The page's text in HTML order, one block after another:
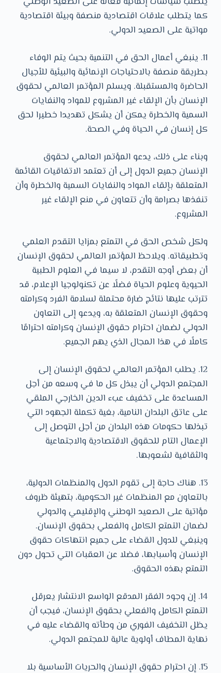
كما يتطلب علاقات اقتصادية منصفة وبيئة اقتصادية
مواتية على الصعيد الدولي.
11. ينبغي أعمال الحق في التنمية بحيث يتم الوفاء
بطريقة منصفة بالاحتياجات الإنمائية والبيئية للأجيال
الحاضرة والمستقبلة. ويسلم المؤتمر العالمي لحقوق
الإنسان بأن الإلقاء غير المشروع للمواد والنفايات
السمية والخطرة يمكن أن يشكل تهديدا خطيرا لحق
كل إنسان في الحياة وفي الصحة.
وبناء على ذلك، يدعو المؤتمر العالمي لحقوق
الإنسان جميع الدول إلى أن تعتمد الاتفاقيات القائمة
المتعلقة بإلقاء المواد والنفايات السمية والخطرة وأن
تنفذها بصرامة وأن تتعاون في منع الإلقاء غير
المشروع.
ولكل شخص الحق في التمتع بمزايا التقدم العلمي
وتطبيقاته. ويلاحظ المؤتمر العالمي لحقوق الإنسان
أن بعض أوجه التقدم، لا سيما في العلوم الطبية
الحيوية وعلوم الحياة فضلًا عن تكنولوجيا الإعلام، قد
تترتب عليها نتائج ضارة محتملة لسلامة الفرد وكرامته
وحقوق الإنسان المتعلقة به، ويدعو إلى التعاون
الدولي لضمان احترام حقوق الإنسان وكرامته احترامًا
كاملًا في هذا المجال الذي يهم الجميع.
12. يطلب المؤتمر العالمي لحقوق الإنسان إلى
المجتمع الدولي أن يبذل كل ما في وسعه من أجل
المساعدة على تخفيف عبء الدين الخارجي الملقي
على عاتق البلدان النامية، بغية تكملة الجهود التي
تبذلها حكومات هذه البلدان من أجل التوصل إلى
الإعمال التام للحقوق الاقتصادية والاجتماعية
والثقافية لشعوبها.
13. هناك حاجة إلى تقوم الدول والمنظمات الدولية،
بالتعاون مع المنظمات غير الحكومية، بتهيئة ظروف
مؤاتية على الصعيد الوطني والإقليمي والدولي
لضمان التمتع الكامل والفعلي بحقوق الإنسان.
وينبغي للدول القضاء على جميع انتهاكات حقوق
الإنسان وأسبابها، فضلا عن العقبات التي تحول دون
التمتع بهذه الحقوق.
14. إن وجود الفقر المدقع الواسع الانتشار يعرقل
التمتع الكامل والفعلي بحقوق الإنسان، فيجب أن
يظل التخفيف الفوري من وطأته والقضاء عليه في
نهاية المطاف أولوية عالية للمجتمع الدولي.
15. إن احترام حقوق الإنسان والحريات الأساسية بلا